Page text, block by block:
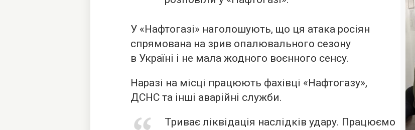
У «Нафтогазі» наголошують, що ця атака росіян
спрямована на зрив опалювального сезону
в Україні і не мала жодного воєнного сенсу.
Наразі на місці працюють фахівці «Нафтогазу»,
ДСНС та інші аварійні служби.
Триває ліквідація наслідків удару. Працюємо